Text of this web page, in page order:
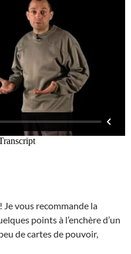
Je vous recommande la
points à l’enchère d’un
de cartes de pouvoir,